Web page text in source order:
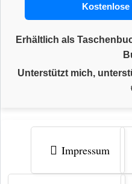
Erhältlich als
Unterstützt mich,
Impressum